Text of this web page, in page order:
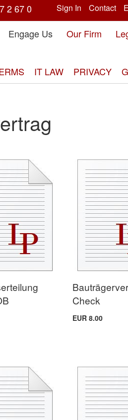
Sign In Contact
2 67 0
Engage Us
Our Firm
IT LAW PRIVACY
Check
EUR 8.00